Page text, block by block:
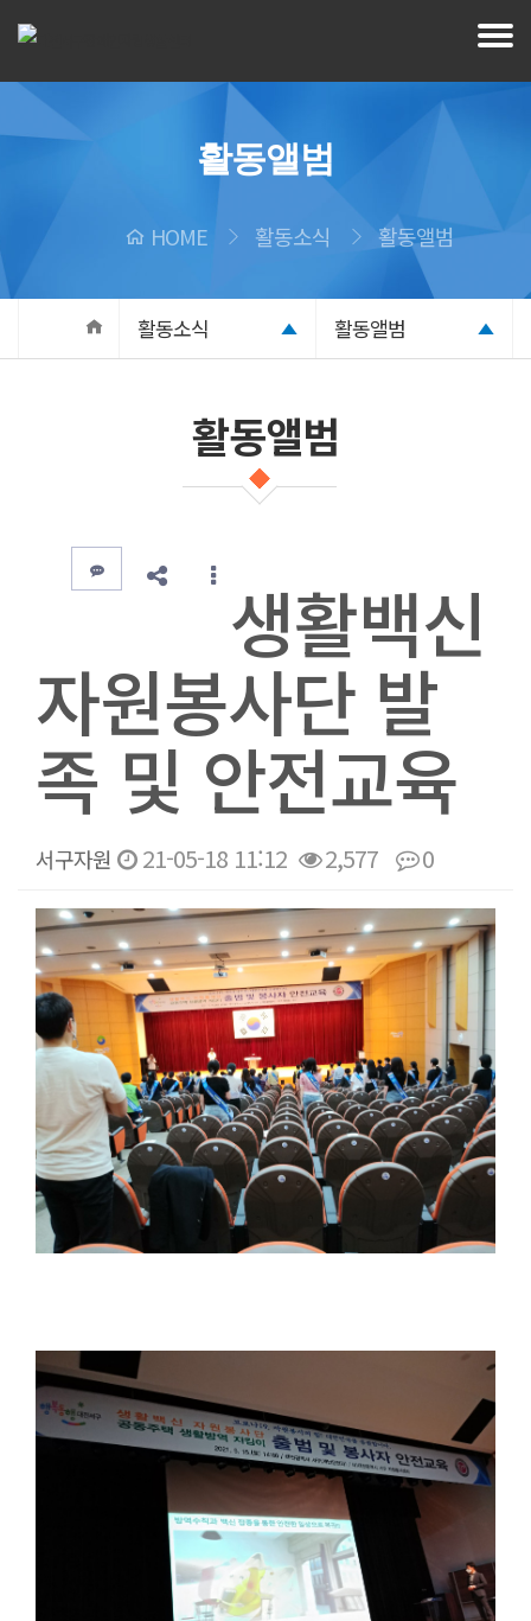
활동앨범
HOME 활동소식 활동앨범
활동소식 활동앨범
활동앨범
생활백신
자원봉사단 발
족 및 안전교육
서구자원 21-05-18 11:12 2,577 0
본문